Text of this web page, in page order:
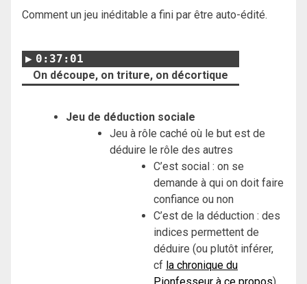
Comment un jeu inéditable a fini par être auto-édité.
0:37:01
On découpe, on triture, on décortique
Jeu de déduction sociale
Jeu à rôle caché où le but est de
déduire le rôle des autres
C’est social : on se
demande à qui on doit faire
confiance ou non
C’est de la déduction : des
indices permettent de
déduire (ou plutôt inférer,
cf la chronique du